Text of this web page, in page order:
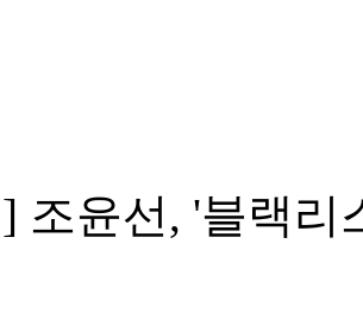
조윤선, '블랙리